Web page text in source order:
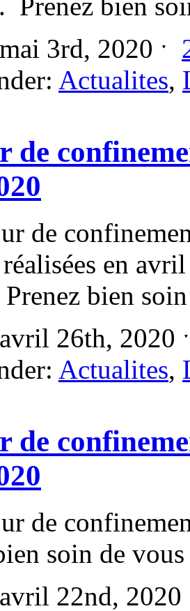
3rd, 2020 ˑ
Actualites,
de
de
en
bien
26th, 2020
Actualites,
de
de
soin de
22nd,